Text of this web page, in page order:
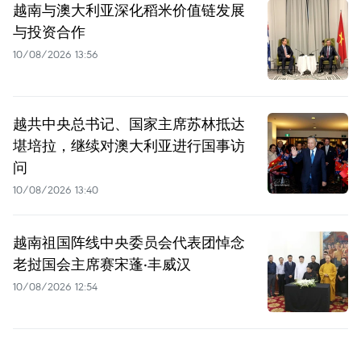
越南与澳大利亚深化稻米价值链发展
与投资合作
10/08/2026 13:56
越共中央总书记、国家主席苏林抵达
堪培拉，继续对澳大利亚进行国事访
问
10/08/2026 13:40
越南祖国阵线中央委员会代表团悼念
老挝国会主席赛宋蓬·丰威汉
10/08/2026 12:54